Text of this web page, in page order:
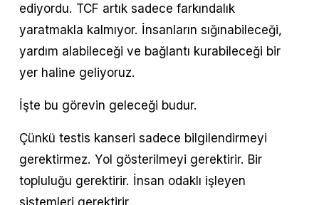
ediyordu. TCF artık sadece farkındalık
yaratmakla kalmıyor. İnsanların sığınabileceği,
yardım alabileceği ve bağlantı kurabileceği bir
yer haline geliyoruz.
İşte bu görevin geleceği budur.
Çünkü testis kanseri sadece bilgilendirmeyi
gerektirmez. Yol gösterilmeyi gerektirir. Bir
topluluğu gerektirir. İnsan odaklı işleyen
sistemleri gerektirir.